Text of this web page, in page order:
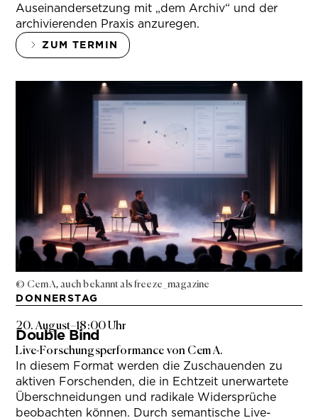
Auseinandersetzung mit „dem Archiv“ und der
archivierenden Praxis anzuregen.
ZUM TERMIN
© Cem A, auch bekannt als freeze_magazine
DONNERSTAG
20. August–18:00 Uhr
Double Bind
Live-Forschungsperformance von Cem A.
In diesem Format werden die Zuschauenden zu
aktiven Forschenden, die in Echtzeit unerwartete
Überschneidungen und radikale Widersprüche
beobachten können. Durch semantische Live-